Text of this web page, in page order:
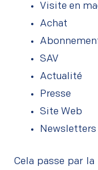
Visite en
Achat
SAV
Actualité
Presse
Site Web
Newsletters
Cela passe par la